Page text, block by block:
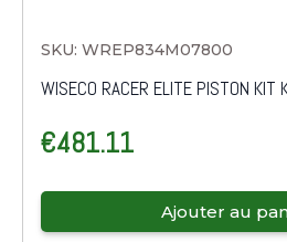
SKU: WREP834M07800
WISECO RACER ELITE PISTON
€481.11
Ajouter au